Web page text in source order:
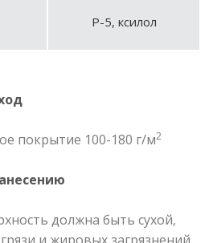
Р-5, ксилол
покрытие 100-180 г/м2
должна быть сухой,